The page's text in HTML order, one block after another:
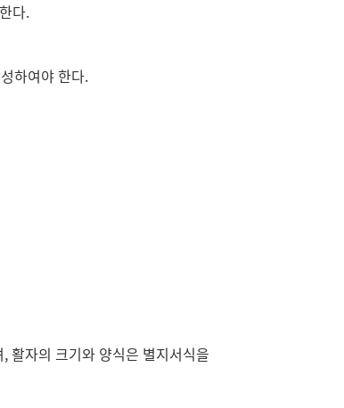
다.
하여야 한다.
활자의 크기와 양식은 별지서식을